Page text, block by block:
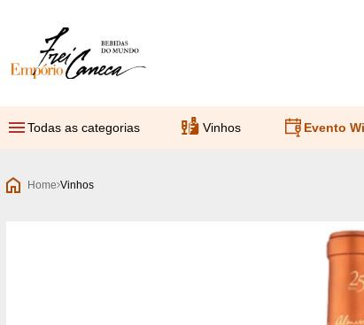
Todas as categorias Vinhos Evento
Home Vinhos